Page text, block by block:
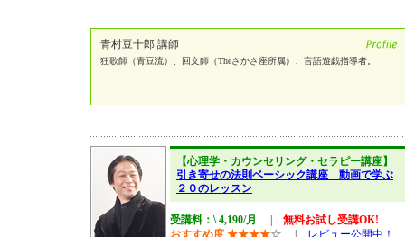
青村豆十郎 講師
狂歌師（青豆流）、回文師（Theさかさ座所属）、言語遊戯指導者。
【心理学・カウンセリング・セラピー講座】
引き寄せの法則ベーシック講座 動画で学ぶ
２０のレッスン
受講料：\ 4,190/月
無料お試し受講OK!
おすすめ度 ★★★★☆
レビュー公開中！